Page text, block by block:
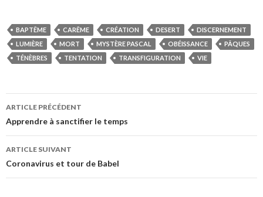
BAPTÊME CARÊME CRÉATION DESERT
DISCERNEMENT
LUMIÈRE
MORT MYSTÈRE PASCAL OBÉISSANCE
PÂQUES
TÉNÈBRES
TENTATION TRANSFIGURATION VIE
Navigation
des
articles
ARTICLE PRÉCÉDENT
Apprendre à sanctifier le temps
ARTICLE SUIVANT
Coronavirus et tour de Babel